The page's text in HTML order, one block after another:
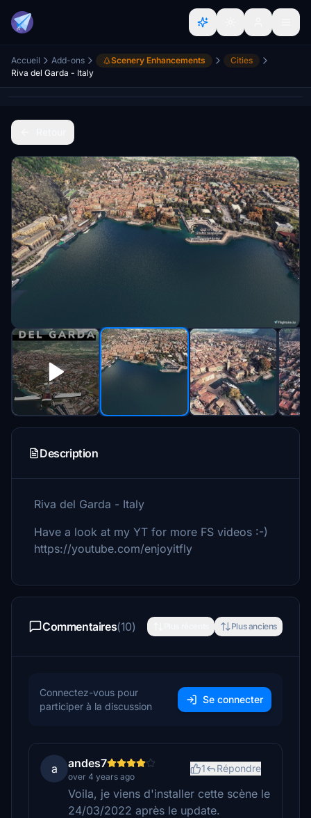
Accueil Add-ons Scenery Enhancements
Cities
Riva del Garda - Italy
Description
Riva del Garda - Italy
Have a look at my YT for more FS videos :-)
https://youtube.com/enjoyitfly
Commentaires(10) Plus anciens
Connectez-vous pour
participer à la discussion
Se connecter
a andes7
over 4 years ago
1 Répondre
Voila, je viens d'installer cette scène le
24/03/2022 après le update.